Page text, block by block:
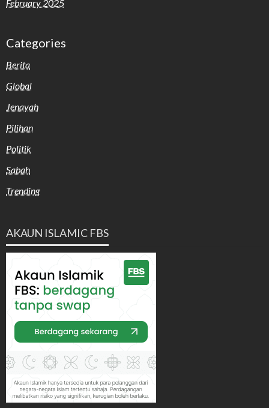
February 2025
Categories
Berita
Global
Jenayah
Pilihan
Politik
Sabah
Trending
AKAUN ISLAMIC FBS